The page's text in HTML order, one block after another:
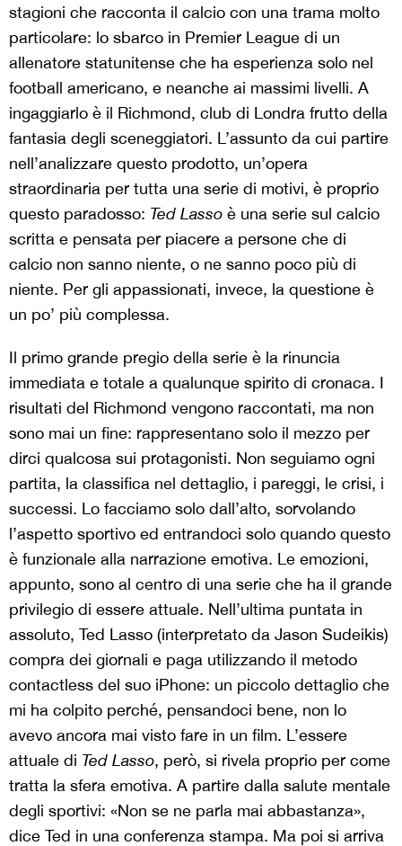
stagioni che racconta il calcio con una trama molto
particolare: lo sbarco in Premier League di un
allenatore statunitense che ha esperienza solo nel
football americano, e neanche ai massimi livelli. A
ingaggiarlo è il Richmond, club di Londra frutto della
fantasia degli sceneggiatori. L’assunto da cui partire
nell’analizzare questo prodotto, un’opera
straordinaria per tutta una serie di motivi, è proprio
questo paradosso: Ted Lasso è una serie sul calcio
scritta e pensata per piacere a persone che di
calcio non sanno niente, o ne sanno poco più di
niente. Per gli appassionati, invece, la questione è
un po’ più complessa.
Il primo grande pregio della serie è la rinuncia
immediata e totale a qualunque spirito di cronaca. I
risultati del Richmond vengono raccontati, ma non
sono mai un fine: rappresentano solo il mezzo per
dirci qualcosa sui protagonisti. Non seguiamo ogni
partita, la classifica nel dettaglio, i pareggi, le crisi, i
successi. Lo facciamo solo dall’alto, sorvolando
l’aspetto sportivo ed entrandoci solo quando questo
è funzionale alla narrazione emotiva. Le emozioni,
appunto, sono al centro di una serie che ha il grande
privilegio di essere attuale. Nell’ultima puntata in
assoluto, Ted Lasso (interpretato da Jason Sudeikis)
compra dei giornali e paga utilizzando il metodo
contactless del suo iPhone: un piccolo dettaglio che
mi ha colpito perché, pensandoci bene, non lo
avevo ancora mai visto fare in un film. L’essere
attuale di Ted Lasso, però, si rivela proprio per come
tratta la sfera emotiva. A partire dalla salute mentale
degli sportivi: «Non se ne parla mai abbastanza»,
dice Ted in una conferenza stampa. Ma poi si arriva